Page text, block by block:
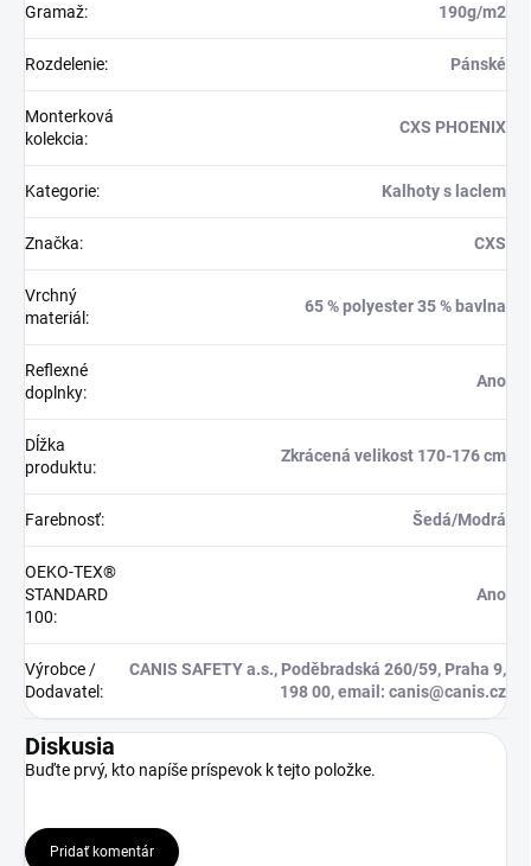
Gramaž: 190g/m2
Rozdelenie: Pánské
Monterková
kolekcia:
CXS PHOENIX
Kategorie: Kalhoty s laclem
Značka: CXS
Vrchný
materiál :
65 % polyester 35 % bavlna
Reflexné
doplnky:
Ano
Dĺžka
produktu:
Zkrácená velikost 170-176 cm
Farebnosť: Šedá/Modrá
OEKO-TEX®
STANDARD
100:
Ano
Výrobce /
Dodavatel :
CANIS SAFETY a.s., Poděbradská 260/59, Praha 9,
198 00, email: canis@canis.cz
Diskusia
Buďte prvý, kto napíše príspevok k tejto položke.
Pridať komentár